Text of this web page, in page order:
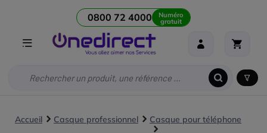
0800 72 4000 Numéro
gratuit
Accueil Casque professionnel
Casque pour téléphone